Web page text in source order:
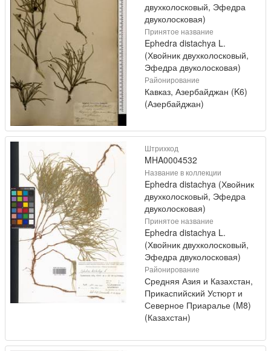
двухколосковый, Эфедра
двуколосковая)
Принятое название
Ephedra distachya L.
(Хвойник двухколосковый,
Эфедра двуколосковая)
Районирование
Кавказ, Азербайджан (K6)
(Азербайджан)
Штрихкод
MHA0004532
Название в коллекции
Ephedra distachya (Хвойник
двухколосковый, Эфедра
двуколосковая)
Принятое название
Ephedra distachya L.
(Хвойник двухколосковый,
Эфедра двуколосковая)
Районирование
Средняя Азия и Казахстан,
Прикаспийский Устюрт и
Северное Приаралье (M8)
(Казахстан)